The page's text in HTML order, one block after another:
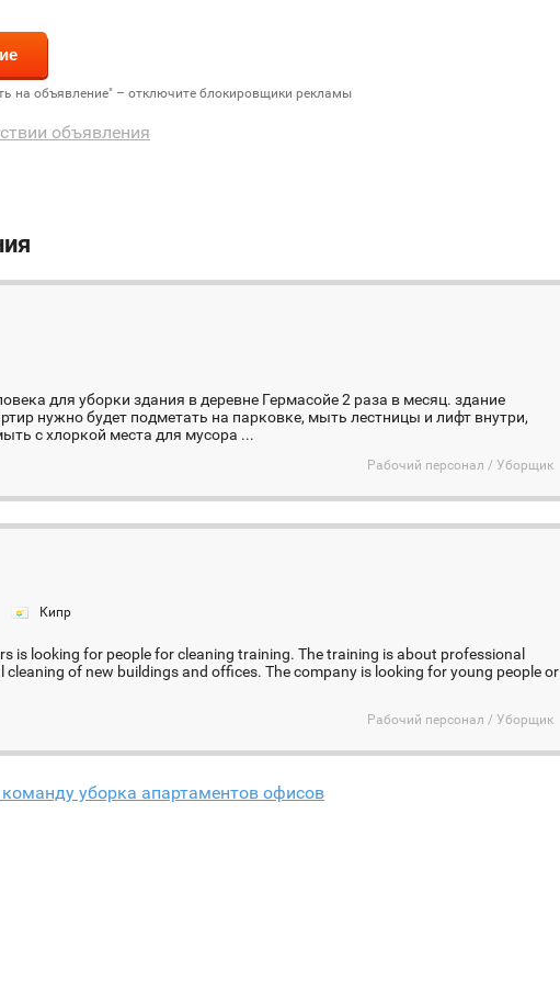
на объявление" – отключите блокировщики рекламы
объявления
для уборки здания в деревне Гермасойе 2 раза в месяц. здание
нужно будет подметать на парковке, мыть лестницы и лифт внутри,
с хлоркой места для мусора ...
Рабочий персонал / Уборщик
Кипр
is looking for people for cleaning training. The training is about professional
cleaning of new buildings and offices. The company is looking for young people or
Рабочий персонал / Уборщик
уборка апартаментов офисов